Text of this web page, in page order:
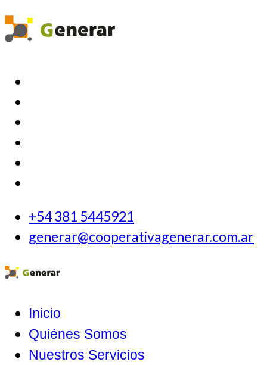
+54 381 5445921
generar@cooperativagenerar.com.ar
Inicio
Quiénes Somos
Nuestros Servicios